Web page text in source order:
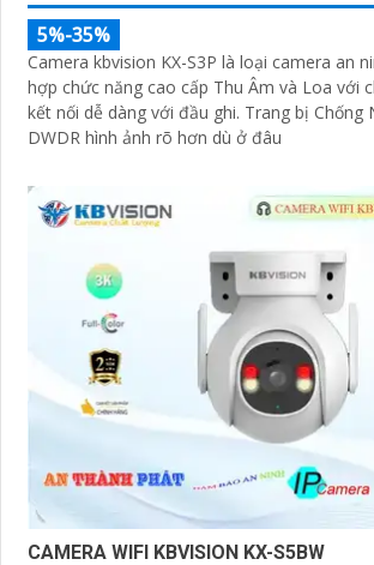
5%-35%
Camera kbvision KX-S3P là loại camera an
hợp chức năng cao cấp Thu Âm và Loa với
kết nối dễ dàng với đầu ghi. Trang bị Chống Ngược Sáng
DWDR hình ảnh rõ hơn dù ở đâu
CAMERA WIFI KBVISION KX-S5BW